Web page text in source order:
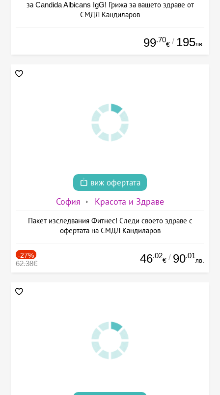
за Candida Albicans IgG! Грижа за вашето здраве от
СМДЛ Кандиларов
99.70
€ / 195лв.
виж офертата
София Красота и Здраве
Пакет изследвания Фитнес! Следи своето здраве с
офертата на СМДЛ Кандиларов
-27%
62.38€ 46.02
€ / 90.01
лв.